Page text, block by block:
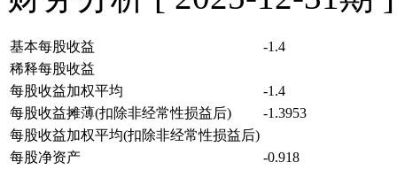
基本每股收益
-1.4
稀释每股收益
每股收益加权平均
-1.4
每股收益摊薄(扣除非经常性损益后)
-1.3953
每股收益加权平均(扣除非经常性损益后)
每股净资产
-0.918